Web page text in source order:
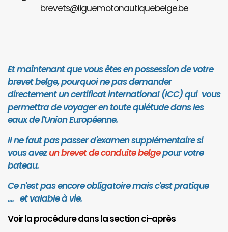
brevets@liguemotonautiquebelge.be
Et maintenant que vous êtes en possession de votre
brevet belge, pourquoi ne pas demander
directement un certificat international (ICC) qui vous
permettra de voyager en toute quiétude dans les
eaux de l'Union Européenne.
Il ne faut pas passer d'examen supplémentaire si
vous avezun brevet de conduite belgepour votre
bateau.
Ce n'est pas encore obligatoire mais c'est pratique
.... et valable à vie.
Voir la procédure dans la section ci-après